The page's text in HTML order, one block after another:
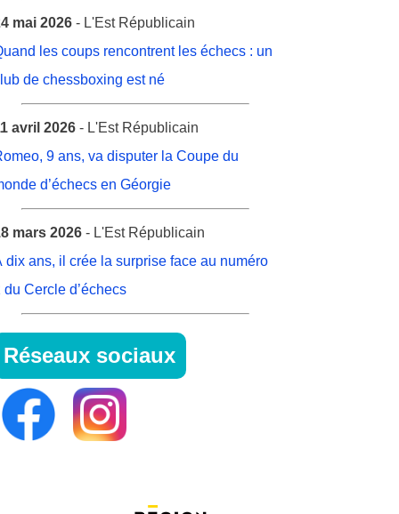
mai 2026- L'Est Républicain
les coups rencontrent les échecs : un
de chessboxing est né
avril 2026- L'Est Républicain
9 ans, va disputer la Coupe du
d’échecs en Géorgie
mars 2026- L'Est Républicain
dix ans, il crée la surprise face au numéro
du Cercle d’échecs
Réseaux sociaux